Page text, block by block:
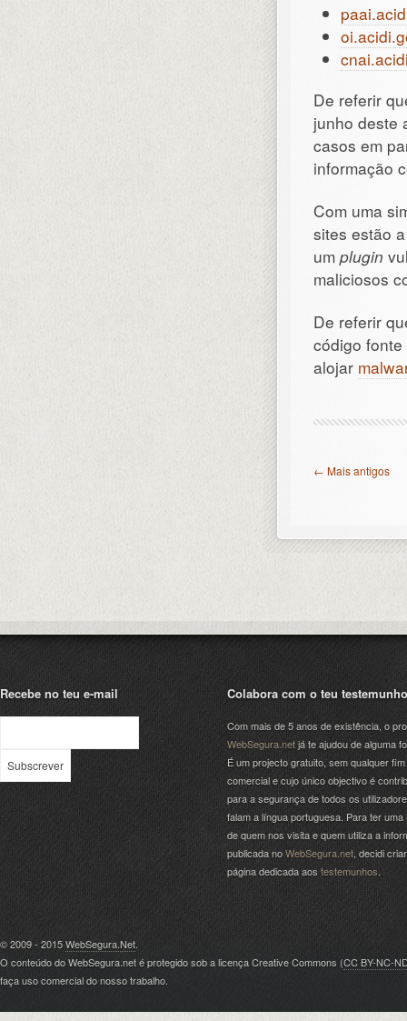
De referir
junho deste
casos em
informação
Com uma
sites estão
um plugin
maliciosos
De referir
código
alojar
← Mais antigos
Recebe no teu e-mail Colabora com o teu testemunho
Com mais de 5 anos de existência, o
WebSegura.netjá te ajudou de alguma
É um projecto gratuito, sem qualquer fim
comercial e cujo único objectivo é
para a segurança de todos os
falam a língua portuguesa. Para ter uma
de quem nos visita e quem utiliza a
publicada noWebSegura.net , decidi
página dedicada aos testemunhos
© 2009 - 2015WebSegura.Net.
O conteúdo do WebSegura.net é protegido sob a licença Creative Commons (CC BY-NC-
faça uso comercial do nosso trabalho.